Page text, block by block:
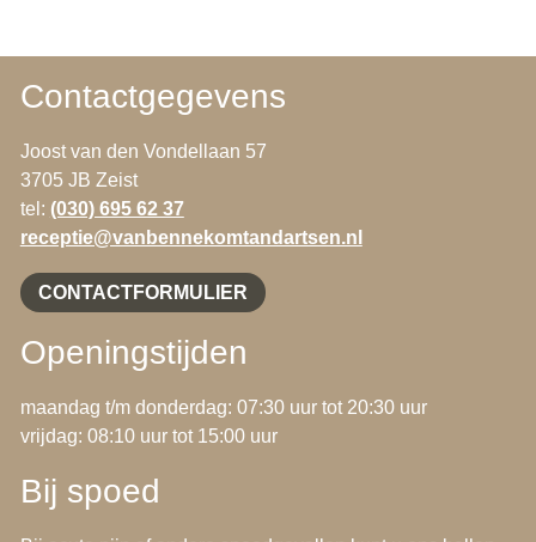
Contactgegevens
Joost van den Vondellaan 57
3705 JB Zeist
tel: (030) 695 62 37
receptie@vanbennekomtandartsen.nl
CONTACTFORMULIER
Openingstijden
maandag t/m donderdag: 07:30 uur tot 20:30 uur
vrijdag: 08:10 uur tot 15:00 uur
Bij spoed